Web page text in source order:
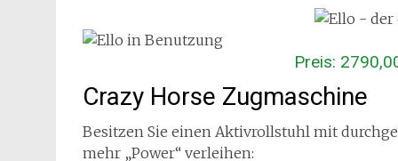
Preis:
Crazy Horse Zugmaschine
Besitzen Sie einen Aktivrollstuhl mit
mehr „Power“ verleihen: